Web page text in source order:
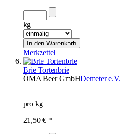
kg
Merkzettel
Brie Tortenbrie
ÖMA Beer GmbHDemeter e.V.
pro kg
21,50 € *